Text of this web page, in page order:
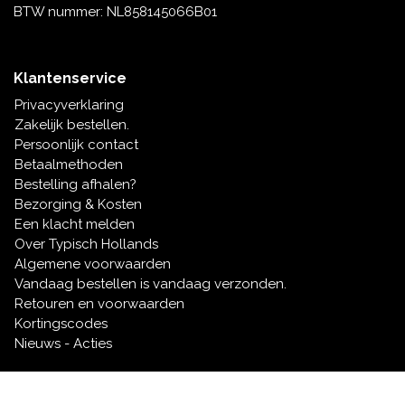
BTW nummer: NL858145066B01
Klantenservice
Privacyverklaring
Zakelijk bestellen.
Persoonlijk contact
Betaalmethoden
Bestelling afhalen?
Bezorging & Kosten
Een klacht melden
Over Typisch Hollands
Algemene voorwaarden
Vandaag bestellen is vandaag verzonden.
Retouren en voorwaarden
Kortingscodes
Nieuws - Acties